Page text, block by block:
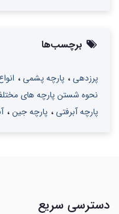
برچسب‌ها
پرزدهی پارچه پشمی
نحوه شستن پارچه های
پارچه آبرفتی
پارچه جین
دسترسی سریع